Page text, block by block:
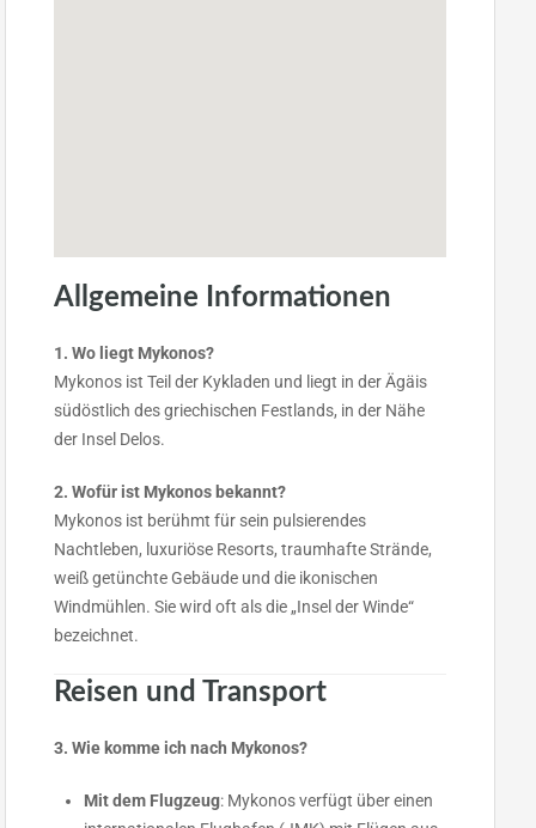
Allgemeine Informationen
1. Wo liegt Mykonos?
Mykonos ist Teil der Kykladen und liegt in der Ägäis
südöstlich des griechischen Festlands, in der Nähe
der Insel Delos.
2. Wofür ist Mykonos bekannt?
Mykonos ist berühmt für sein pulsierendes
Nachtleben, luxuriöse Resorts, traumhafte Strände,
weiß getünchte Gebäude und die ikonischen
Windmühlen. Sie wird oft als die „Insel der Winde“
bezeichnet.
Reisen und Transport
3. Wie komme ich nach Mykonos?
Mit dem Flugzeug: Mykonos verfügt über einen